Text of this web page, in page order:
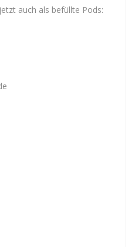
auch als befüllte Pods: